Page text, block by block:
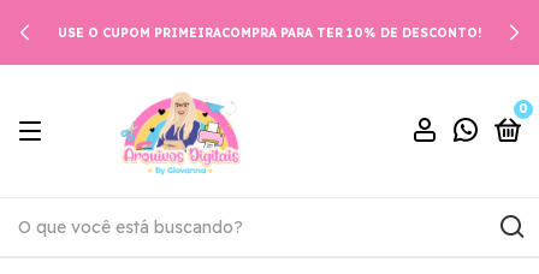
USE O CUPOM PRIMEIRACOMPRA PARA TER 10% DE DESCONTO!
0